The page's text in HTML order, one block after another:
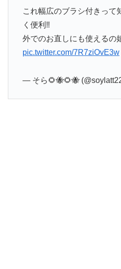
これ幅広のブラシ付きって
く便利‼️
外でのお直しにも使えるの
pic.twitter.com/7R7ziOvE3w
— そら🌻🐝🌻🐝